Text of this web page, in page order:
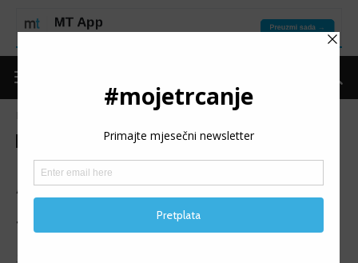
Izdvojeno Trke Najave Promo
6. NOĆNA ULIČNA UTRKA
”KAKANJ ZA 5”: Osjeti snagu
trčanja